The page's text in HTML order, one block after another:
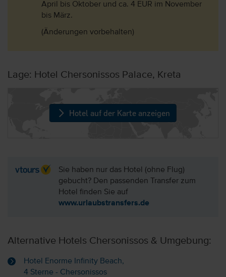
April bis Oktober und ca. 4 EUR im November
bis März.
(Änderungen vorbehalten)
Lage: Hotel Chersonissos Palace, Kreta
Hotel auf der Karte anzeigen
Sie haben nur das Hotel (ohne Flug)
gebucht? Den passenden Transfer zum
Hotel finden Sie auf
www.urlaubstransfers.de
Alternative Hotels Chersonissos & Umgebung:
Hotel Enorme Infinity Beach,
4 Sterne - Chersonissos